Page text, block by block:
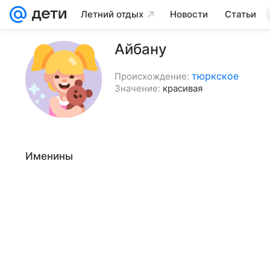
Летний отдых Новости Статьи
Айбану
Происхождение: тюркское
Значение: красивая
Именины